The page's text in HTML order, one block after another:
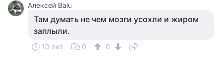
Алексей Balu
Там думать не чем мозги усохли и жиром
заплыли.
10 лет 0 0